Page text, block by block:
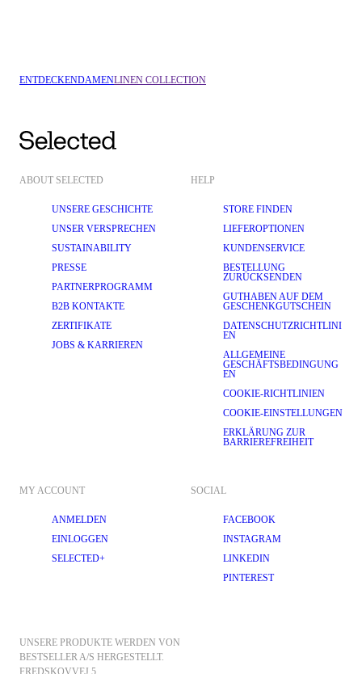
ENTDECKENDAMENLINEN COLLECTION
ABOUT SELECTED
UNSERE GESCHICHTE
UNSER VERSPRECHEN
SUSTAINABILITY
PRESSE
PARTNERPROGRAMM
B2B KONTAKTE
ZERTIFIKATE
JOBS & KARRIEREN
HELP
STORE FINDEN
LIEFEROPTIONEN
KUNDENSERVICE
BESTELLUNG
ZURÜCKSENDEN
GUTHABEN AUF DEM
GESCHENKGUTSCHEIN
DATENSCHUTZRICHTLINI
EN
ALLGEMEINE
GESCHÄFTSBEDINGUNG
EN
COOKIE-RICHTLINIEN
COOKIE-EINSTELLUNGEN
ERKLÄRUNG ZUR
BARRIEREFREIHEIT
MY ACCOUNT
ANMELDEN
EINLOGGEN
SELECTED+
SOCIAL
FACEBOOK
INSTAGRAM
LINKEDIN
PINTEREST
UNSERE PRODUKTE WERDEN VON
BESTSELLER A/S HERGESTELLT.
FREDSKOVVEJ 5,